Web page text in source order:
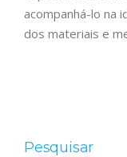
acompanhá-lo na
dos materiais e
Pesquisar